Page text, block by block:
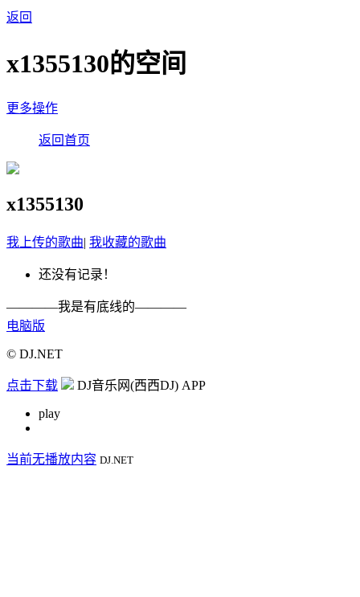
返回
x1355130的空间
更多操作
返回首页
x1355130
我上传的歌曲| 我收藏的歌曲
还没有记录！
————我是有底线的————
电脑版
© DJ.NET
点击下载 DJ音乐网(西西DJ) APP
play
当前无播放内容 DJ.NET